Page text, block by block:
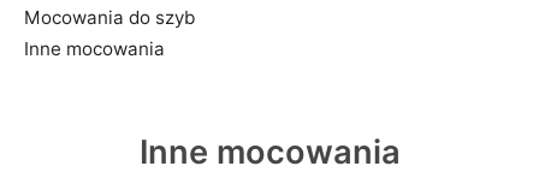
Mocowania do szyb
Inne mocowania
Inne mocowania